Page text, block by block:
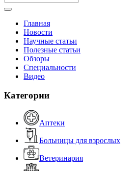
Главная
Новости
Научные статьи
Полезные статьи
Обзоры
Специальности
Видео
Категории
Аптеки
Больницы для взрослых
Ветеринария